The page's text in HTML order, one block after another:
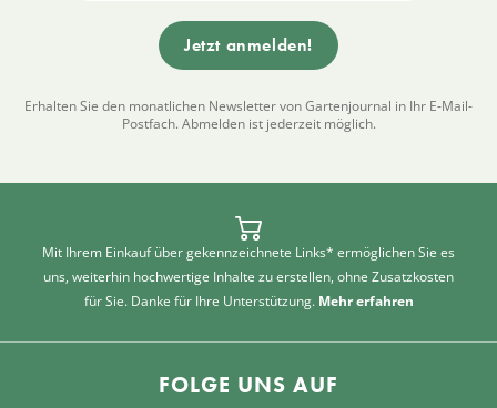
Erhalten Sie den monatlichen Newsletter von Gartenjournal in Ihr E-Mail-
Postfach. Abmelden ist jederzeit möglich.
Mit Ihrem Einkauf über gekennzeichnete Links* ermöglichen Sie es
uns, weiterhin hochwertige Inhalte zu erstellen, ohne Zusatzkosten
für Sie. Danke für Ihre Unterstützung. Mehr erfahren
FOLGE UNS AUF